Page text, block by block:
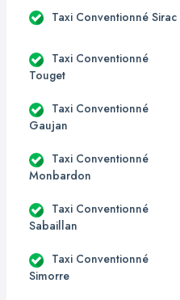
Taxi Conventionné Sirac
Taxi Conventionné
Touget
Taxi Conventionné
Gaujan
Taxi Conventionné
Monbardon
Taxi Conventionné
Sabaillan
Taxi Conventionné
Simorre